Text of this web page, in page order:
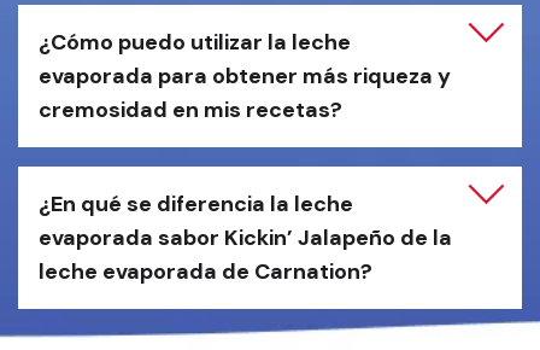
¿Cómo puedo utilizar la leche
evaporada para obtener más riqueza y
cremosidad en mis recetas?
¿En qué se diferencia la leche
evaporada sabor Kickin’ Jalapeño de la
leche evaporada de Carnation?